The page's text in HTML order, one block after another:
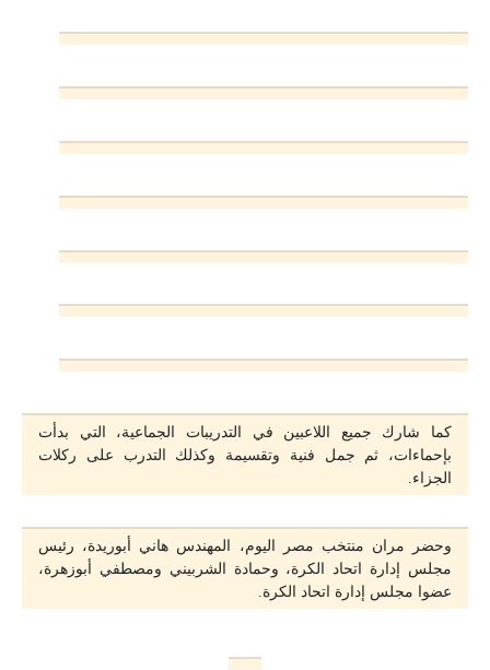
كما شارك جميع اللاعبين في التدريبات الجماعية، التي بدأت
بإحماءات، ثم جمل فنية وتقسيمة وكذلك التدرب على ركلات
الجزاء.
وحضر مران منتخب مصر اليوم، المهندس هاني أبوريدة، رئيس
مجلس إدارة اتحاد الكرة، وحمادة الشربيني ومصطفي أبوزهرة،
عضوا مجلس إدارة اتحاد الكرة.